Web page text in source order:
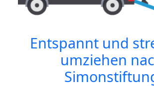
Entspannt und
umziehen